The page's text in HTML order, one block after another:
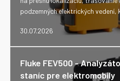
30.07.2026
podzemných elektrických vedení,
Fluke FEV500 -
staníc pre elektromobily